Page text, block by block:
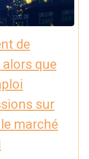
de
que
sur
marché